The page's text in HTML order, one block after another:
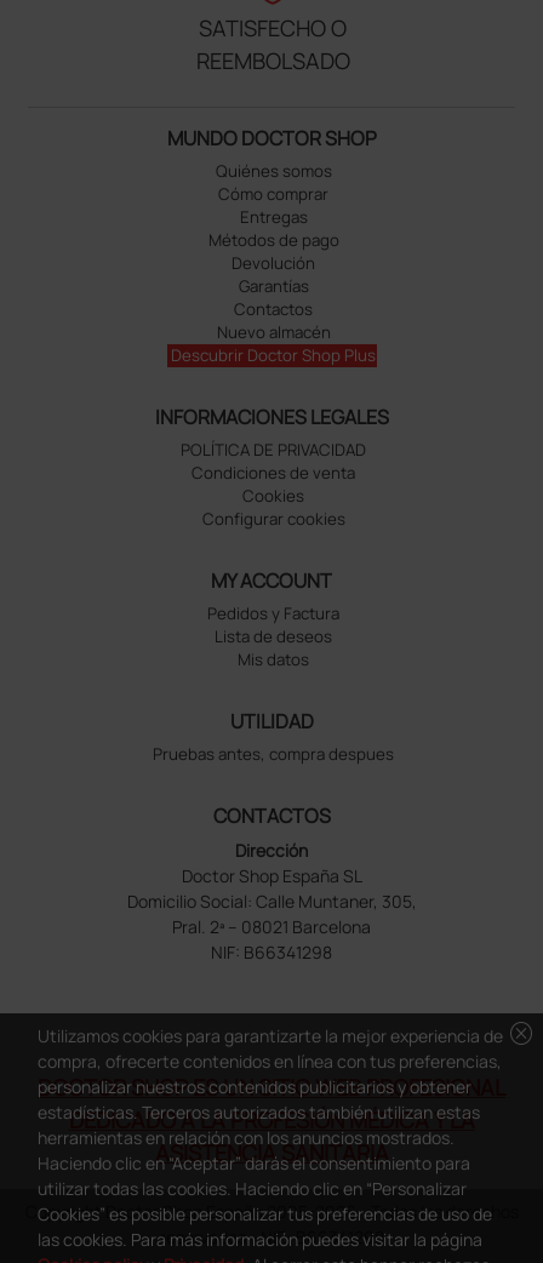
SATISFECHO O
REEMBOLSADO
MUNDO DOCTOR SHOP
Quiénes somos
Cómo comprar
Entregas
Métodos de pago
Devolución
Garantías
Contactos
Nuevo almacén
Descubrir Doctor Shop Plus
INFORMACIONES LEGALES
POLÍTICA DE PRIVACIDAD
Condiciones de venta
Cookies
Configurar cookies
MY ACCOUNT
Pedidos y Factura
Lista de deseos
Mis datos
UTILIDAD
Pruebas antes, compra despues
CONTACTOS
Dirección
Doctor Shop España SL
Domicilio Social: Calle Muntaner, 305,
Pral. 2ª – 08021 Barcelona
NIF: B66341298
DOCTOR SHOP ES UN SITIO WEB PROFESIONAL
DEDICADO A LA PROFESIÓN MÉDICA Y LA
ASISTENCIA SANITARIA
Copyright Doctor Shop España 2005-2026 - Todos los derechos
reservados - NIF.: B66341298
cancel
Utilizamos cookies para garantizarte la mejor experiencia de
compra, ofrecerte contenidos en línea con tus preferencias,
personalizar nuestros contenidos publicitarios y obtener
estadísticas. Terceros autorizados también utilizan estas
herramientas en relación con los anuncios mostrados.
Haciendo clic en “Aceptar” darás el consentimiento para
utilizar todas las cookies. Haciendo clic en “Personalizar
Cookies” es posible personalizar tus preferencias de uso de
las cookies. Para más información puedes visitar la página